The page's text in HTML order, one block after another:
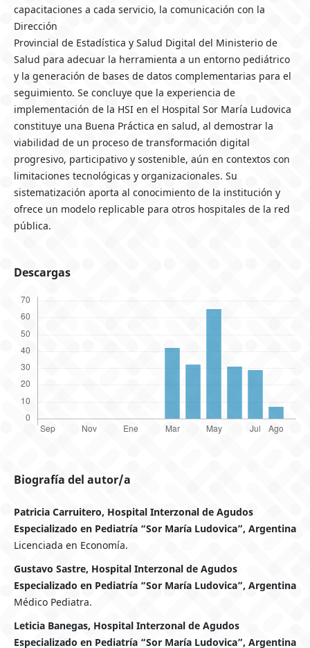
capacitaciones a cada servicio, la comunicación con la
Dirección
Provincial de Estadística y Salud Digital del Ministerio de
Salud para adecuar la herramienta a un entorno pediátrico
y la generación de bases de datos complementarias para el
seguimiento. Se concluye que la experiencia de
implementación de la HSI en el Hospital Sor María Ludovica
constituye una Buena Práctica en salud, al demostrar la
viabilidad de un proceso de transformación digital
progresivo, participativo y sostenible, aún en contextos con
limitaciones tecnológicas y organizacionales. Su
sistematización aporta al conocimiento de la institución y
ofrece un modelo replicable para otros hospitales de la red
pública.
Descargas
Biografía del autor/a
Patricia Carruitero, Hospital Interzonal de Agudos
Especializado en Pediatría “Sor María Ludovica”, Argentina
Licenciada en Economía.
Gustavo Sastre, Hospital Interzonal de Agudos
Especializado en Pediatría “Sor María Ludovica”, Argentina
Médico Pediatra.
Leticia Banegas, Hospital Interzonal de Agudos
Especializado en Pediatría “Sor María Ludovica”, Argentina